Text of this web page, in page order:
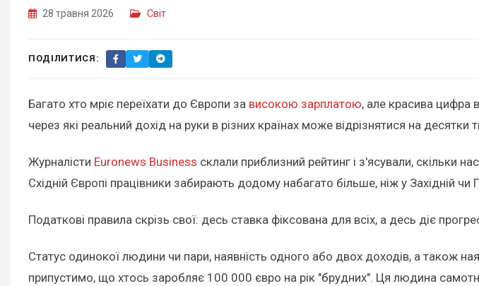
28 травня 2026 Світ
ПОДІЛИТИСЯ:
Багато хто мріє переїхати до Європи за високою зарплатою, але красива цифра
через які реальний дохід на руки в різних країнах може відрізнятися на десятки
Журналісти Euronews Business склали приблизний рейтинг і з'ясували, скільки
Східній Європі працівники забирають додому набагато більше, ніж у Західній чи
Податкові правила скрізь свої: десь ставка фіксована для всіх, а десь діє
Статус одинокої людини чи пари, наявність одного або двох доходів, а також
припустимо, що хтось заробляє 100 000 євро на рік "брудних". Ця людина